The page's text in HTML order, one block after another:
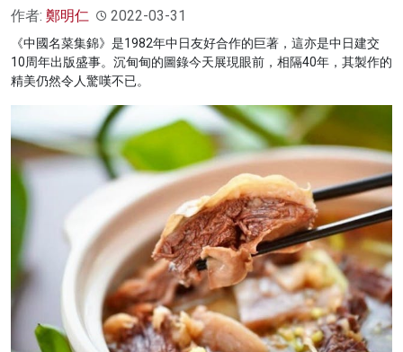
作者: 鄭明仁 2022-03-31
《中國名菜集錦》是1982年中日友好合作的巨著，這亦是中日建交
10周年出版盛事。沉甸甸的圖錄今天展現眼前，相隔40年，其製作的
精美仍然令人驚嘆不已。